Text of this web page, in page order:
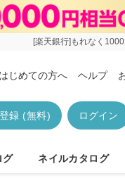
[楽天銀行]もれなく1000
はじめての方へ ヘルプ
ログイン
録 (無料)
グ ネイルカタログ